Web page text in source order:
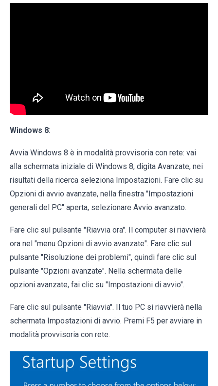
Windows 8:
Avvia Windows 8 è in modalità provvisoria con rete: vai
alla schermata iniziale di Windows 8, digita Avanzate, nei
risultati della ricerca seleziona Impostazioni. Fare clic su
Opzioni di avvio avanzate, nella finestra "Impostazioni
generali del PC" aperta, selezionare Avvio avanzato.
Fare clic sul pulsante "Riavvia ora". Il computer si riavvierà
ora nel "menu Opzioni di avvio avanzate". Fare clic sul
pulsante "Risoluzione dei problemi", quindi fare clic sul
pulsante "Opzioni avanzate". Nella schermata delle
opzioni avanzate, fai clic su "Impostazioni di avvio".
Fare clic sul pulsante "Riavvia". Il tuo PC si riavvierà nella
schermata Impostazioni di avvio. Premi F5 per avviare in
modalità provvisoria con rete.